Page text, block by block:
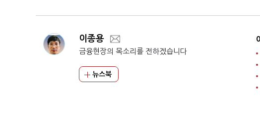
이종용
금융현장의 목소리를 전하겠습니다
뉴스북